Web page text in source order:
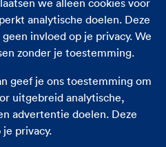
dan verzekerd bent. Dit is
Mag het? Kies dan een
in plaats van die
gaan shoppen met
je het beste een ruime
Ook dan is een
we alleen cookies voor
analytische doelen. Deze
invloed op je privacy. We
zonder je toestemming.
geef je ons toestemming om
uitgebreid analytische,
advertentie doelen. Deze
privacy.